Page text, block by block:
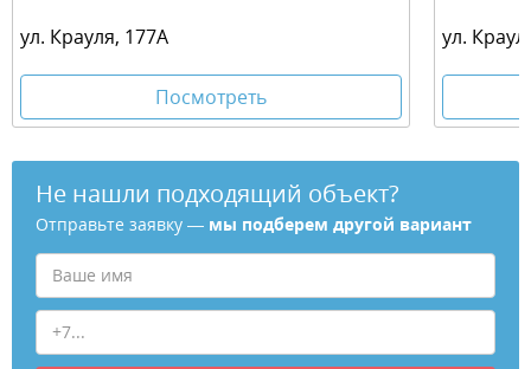
ул. Крауля, 177А
Посмотреть
ул.
Не нашли подходящий объект?
Отправьте заявку — мы подберем другой вариант